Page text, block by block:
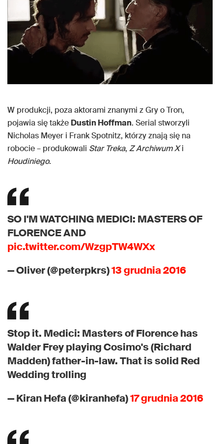
W produkcji, poza aktorami znanymi z Gry o Tron,
pojawia się także Dustin Hoffman. Serial stworzyli
Nicholas Meyer i Frank Spotnitz, którzy znają się na
robocie – produkowali Star Treka, Z Archiwum Xi
Houdiniego.
SO I'M WATCHING MEDICI: MASTERS OF
FLORENCE AND
pic.twitter.com/WzgpTW4WXx
— Oliver (@peterpkrs)13 grudnia 2016
Stop it. Medici: Masters of Florence has
Walder Frey playing Cosimo's (Richard
Madden) father-in-law. That is solid Red
Wedding trolling
— Kiran Hefa (@kiranhefa)17 grudnia 2016